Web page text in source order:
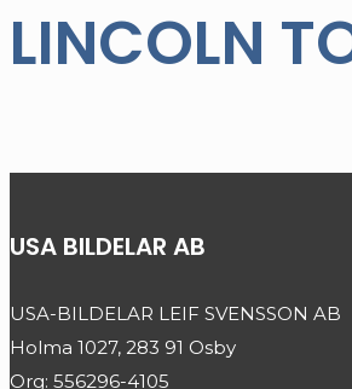
LINCOLN
USA BILDELAR AB
USA-BILDELAR LEIF SVENSSON AB
Holma 1027, 283 91 Osby
Org: 556296-4105